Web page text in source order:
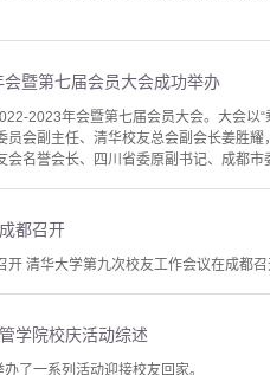
会暨第七届会员大会成功举办
2023年会暨第七届会员大会。大会
员会副主任、清华校友总会副会长姜胜
名誉会长、四川省委原副书记、成都
都召开
清华大学第九次校友工作会议在成都召
学院校庆活动综述
了一系列活动迎接校友回家。